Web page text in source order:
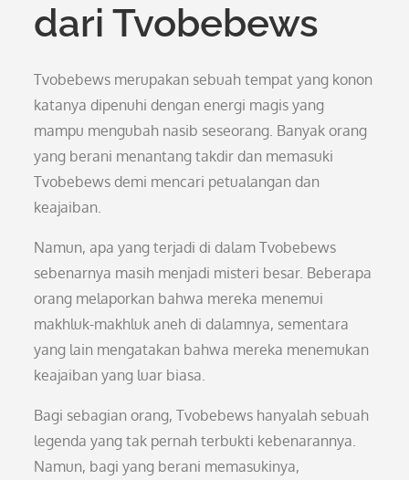
dari Tvobebews
Tvobebews merupakan sebuah tempat yang konon
katanya dipenuhi dengan energi magis yang
mampu mengubah nasib seseorang. Banyak orang
yang berani menantang takdir dan memasuki
Tvobebews demi mencari petualangan dan
keajaiban.
Namun, apa yang terjadi di dalam Tvobebews
sebenarnya masih menjadi misteri besar. Beberapa
orang melaporkan bahwa mereka menemui
makhluk-makhluk aneh di dalamnya, sementara
yang lain mengatakan bahwa mereka menemukan
keajaiban yang luar biasa.
Bagi sebagian orang, Tvobebews hanyalah sebuah
legenda yang tak pernah terbukti kebenarannya.
Namun, bagi yang berani memasukinya,